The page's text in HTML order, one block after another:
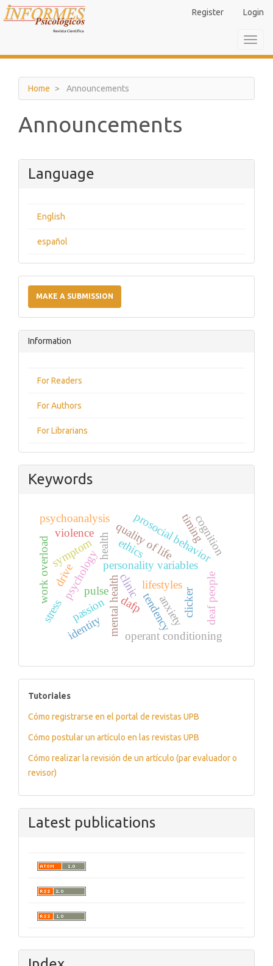
Main
Navigation
Sidebar
Register Login
Home Announcements
Announcements
Language
English
español
a
Submission
MAKE A SUBMISSION
Information
For Readers
For Authors
For Librarians
Keywords
personality variables
quality of life
lifestyles
psychology
mental healthclinic
health
symptom
violence
tendency
pulse
prosocial behavior
timing
clicker
operant conditioning
cognition
deaf people
passion
drive
psychoanalysis
ethics
dafp
identity anxiety
stress
work overload
tutoriales
Tutoriales
Cómo registrarse en el portal de revistas UPB
Cómo postular un artículo en las revistas UPB
Cómo realizar la revisión de un artículo (par evaluador o
revisor)
Latest publications